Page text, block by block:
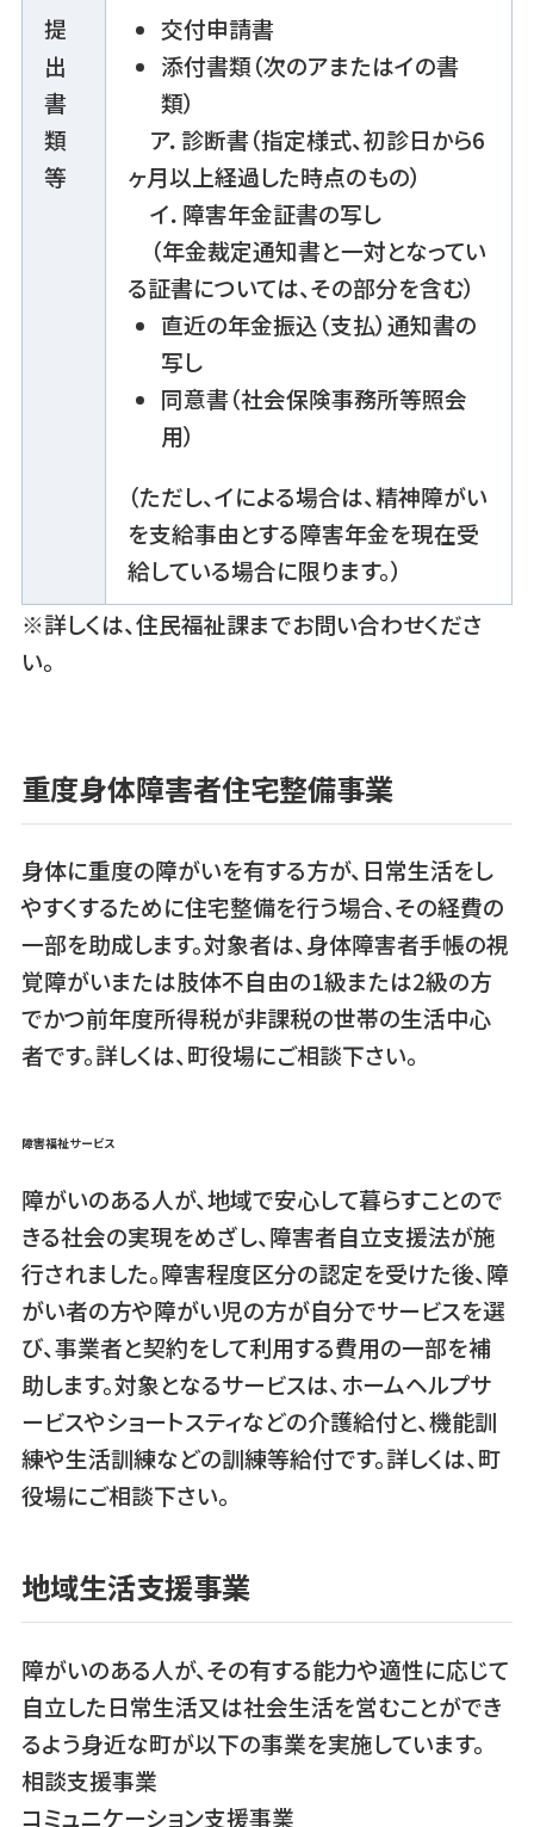
提
出
書
類
等
交付申請書
添付書類（次のアまたはイの書
類）
ア．診断書（指定様式、初診日から6
ヶ月以上経過した時点のもの）
イ．障害年金証書の写し
（年金裁定通知書と一対となってい
る証書については、その部分を含む）
直近の年金振込（支払）通知書の
写し
同意書（社会保険事務所等照会
用）
（ただし、イによる場合は、精神障がい
を支給事由とする障害年金を現在受
給している場合に限ります。）
※詳しくは、住民福祉課までお問い合わせくださ
い。
重度身体障害者住宅整備事業
身体に重度の障がいを有する方が、日常生活をし
やすくするために住宅整備を行う場合、その経費の
一部を助成します。対象者は、身体障害者手帳の視
覚障がいまたは肢体不自由の1級または2級の方
でかつ前年度所得税が非課税の世帯の生活中心
者です。詳しくは、町役場にご相談下さい。
障害福祉サービス
障がいのある人が、地域で安心して暮らすことので
きる社会の実現をめざし、障害者自立支援法が施
行されました。障害程度区分の認定を受けた後、障
がい者の方や障がい児の方が自分でサービスを選
び、事業者と契約をして利用する費用の一部を補
助します。対象となるサービスは、ホームヘルプサ
ービスやショートスティなどの介護給付と、機能訓
練や生活訓練などの訓練等給付です。詳しくは、町
役場にご相談下さい。
地域生活支援事業
障がいのある人が、その有する能力や適性に応じて
自立した日常生活又は社会生活を営むことができ
るよう身近な町が以下の事業を実施しています。
相談支援事業
コミュニケーション支援事業